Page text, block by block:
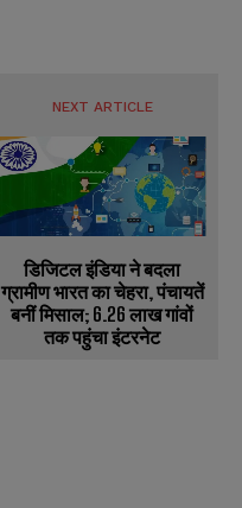
NEXT ARTICLE
डिजिटल इंडिया ने बदला
ग्रामीण भारत का चेहरा, पंचायतें
बनीं मिसाल; 6.26 लाख गांवों
तक पहुंचा इंटरनेट